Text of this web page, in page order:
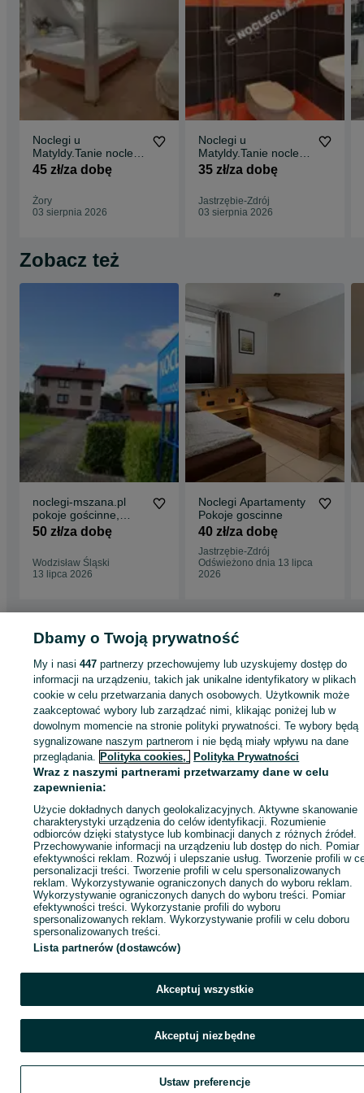
Noclegi u
Matyldy.Tanie noclegi
do wynajęcia,dla
rodziny i pracowników
45 zł/za dobę
Żory
03 sierpnia 2026
Noclegi u
Matyldy.Tanie noclegi
do wynajęcia,dla
rodziny i pracowników
35 zł/za dobę
Jastrzębie-Zdrój
03 sierpnia 2026
Zobacz też
noclegi-mszana.pl
pokoje gościnne,
noclegi pracownicze,
50 zł/za dobę
Wodzisław Śląski
13 lipca 2026
Noclegi Apartamenty
Pokoje goscinne
40 zł/za dobę
Jastrzębie-Zdrój
Odświeżono dnia 13 lipca
2026
Strona główna Noclegi Polska
Polska - Marklowice
KATEGORIA
905846381 Wyświetlenia:
Zadzwoń / SMS
Dbamy o Twoją prywatność
My i nasi447 partnerzy przechowujemy lub uzyskujemy dostęp do
informacji na urządzeniu, takich jak unikalne identyfikatory w plikach
cookie w celu przetwarzania danych osobowych. Użytkownik może
zaakceptować wybory lub zarządzać nimi, klikając poniżej lub w
dowolnym momencie na stronie polityki prywatności. Te wybory będą
sygnalizowane naszym partnerom i nie będą miały wpływu na dane
przeglądania. Polityka cookies, Polityka Prywatności
Wraz z naszymi partnerami przetwarzamy dane w celu
zapewnienia:
Użycie dokładnych danych geolokalizacyjnych. Aktywne skanowanie
charakterystyki urządzenia do celów identyfikacji. Rozumienie
odbiorców dzięki statystyce lub kombinacji danych z różnych źródeł.
Przechowywanie informacji na urządzeniu lub dostęp do nich. Pomiar
efektywności reklam. Rozwój i ulepszanie usług. Tworzenie profili w
personalizacji treści. Tworzenie profili w celu spersonalizowanych
reklam. Wykorzystywanie ograniczonych danych do wyboru reklam.
Wykorzystywanie ograniczonych danych do wyboru treści. Pomiar
efektywności treści. Wykorzystanie profili do wyboru
spersonalizowanych reklam. Wykorzystywanie profili w celu doboru
spersonalizowanych treści.
Lista partnerów (dostawców)
Akceptuj wszystkie
Akceptuj niezbędne
Ustaw preferencje